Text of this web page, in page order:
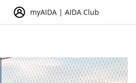
myAIDA | AIDA Club